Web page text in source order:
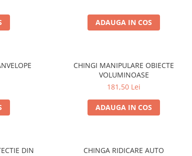
ADAUGA IN COS
CHINGI MANIPULARE OBIECTE
VOLUMINOASE
181,50 Lei
ADAUGA IN COS
DIN
CHINGA RIDICARE AUTO